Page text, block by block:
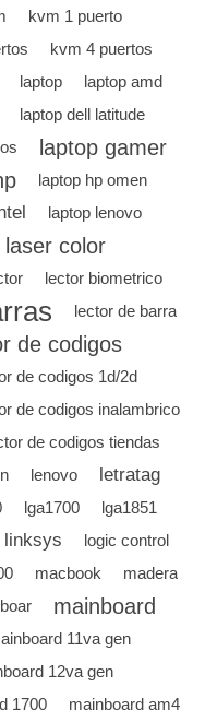
kvm 1 puerto
kvm 4 puertos
laptop
laptop amd
laptop dell latitude
laptop gamer
laptop hp omen
laptop lenovo
laser color
lector biometrico
lector de barra
de codigos
de codigos 1d/2d
de codigos inalambrico
de codigos tiendas
lenovo letratag
lga1700
lga1851
linksys logic control
macbook
madera
mainboard
11va gen
12va gen
1700
mainboard am4